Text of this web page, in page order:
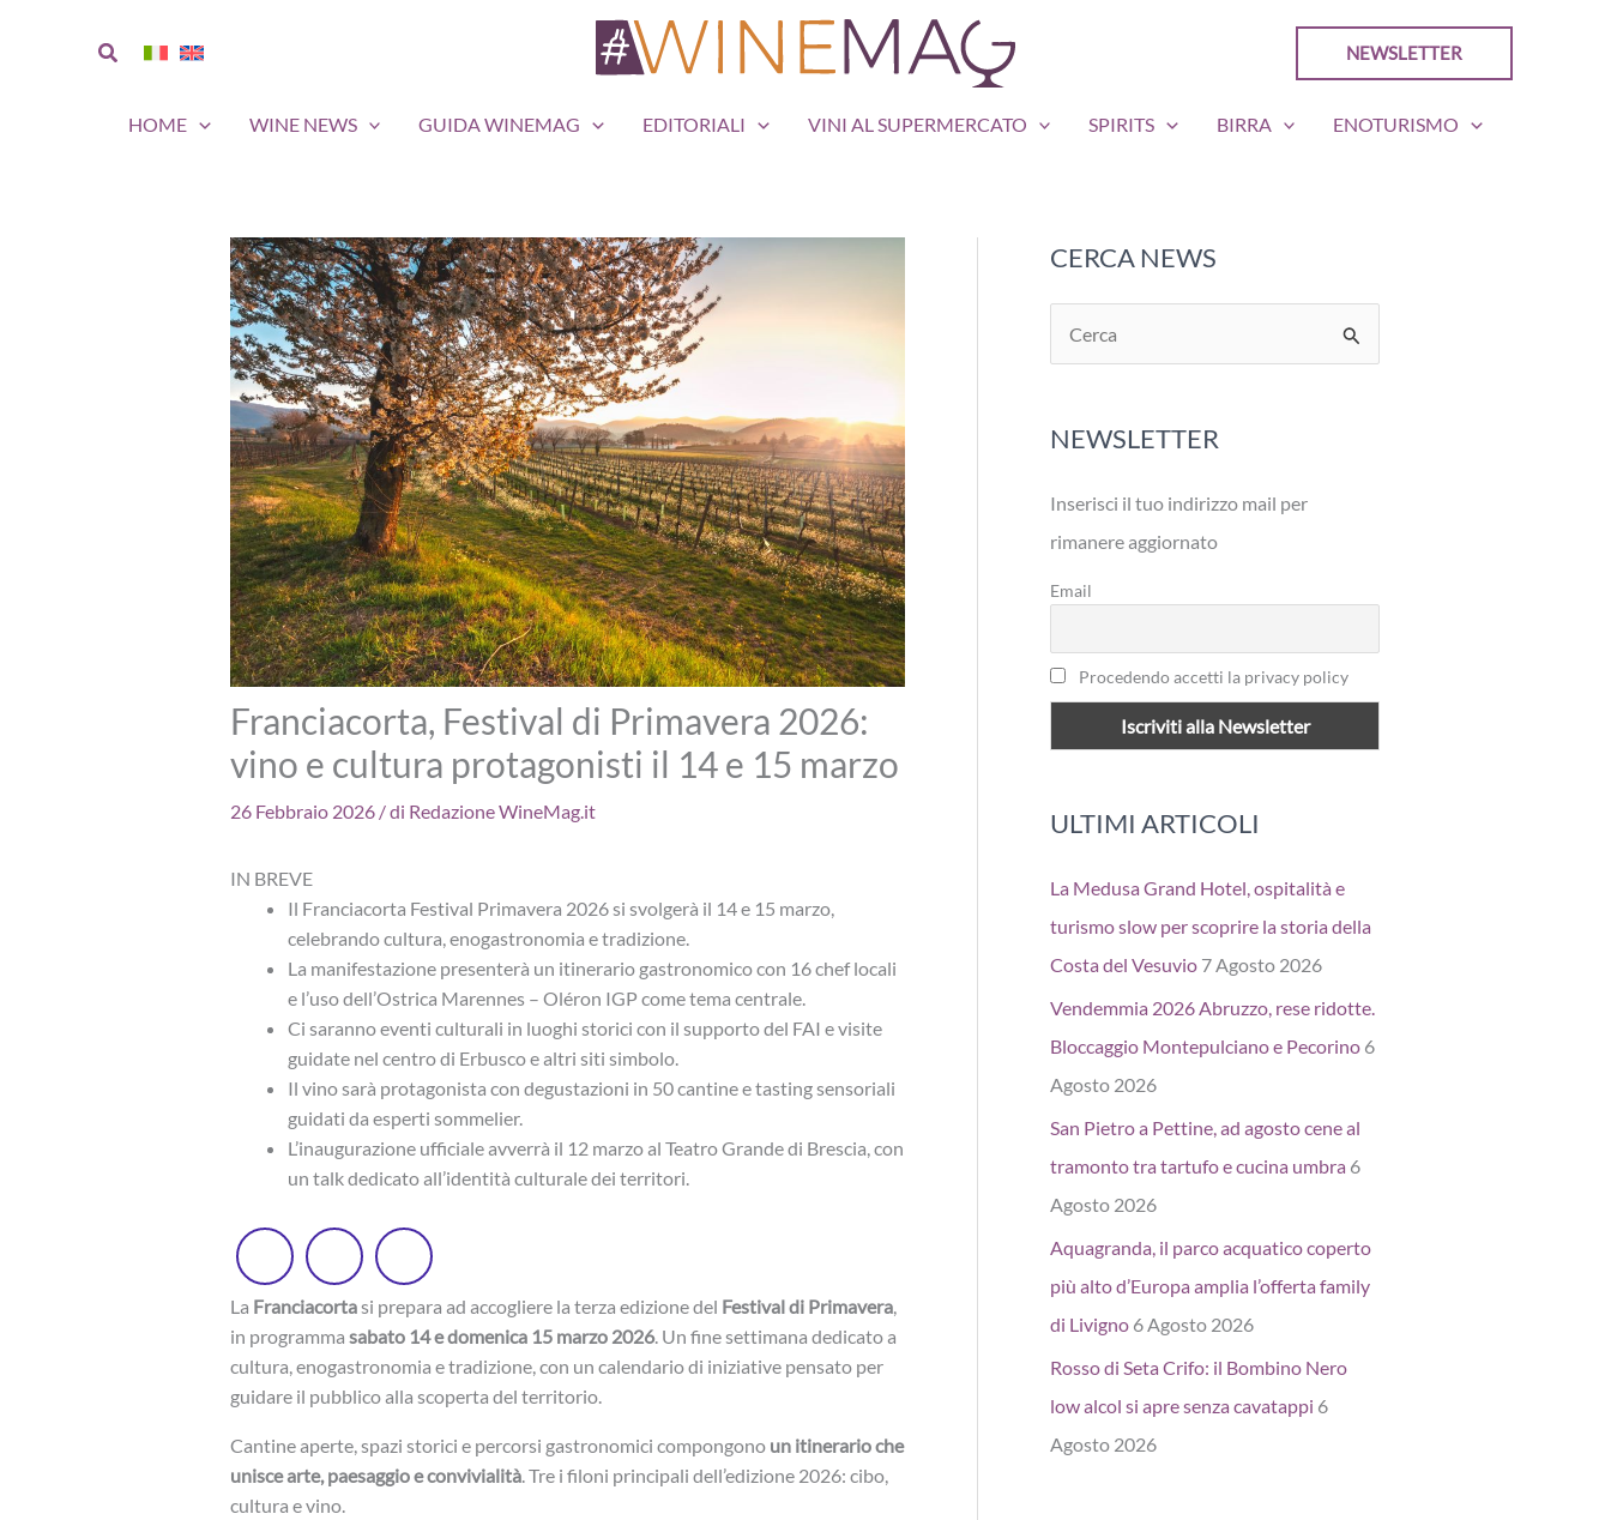
Cerca NEWSLETTER
HOME WINE NEWS GUIDA WINEMAG EDITORIALI VINI AL SUPERMERCATO SPIRITS BIRRA ENOTURISMO
Franciacorta, Festival di Primavera 2026:
vino e cultura protagonisti il 14 e 15 marzo
26 Febbraio 2026 / di Redazione WineMag.it
IN BREVE
Il Franciacorta Festival Primavera 2026 si svolgerà il 14 e 15 marzo,
celebrando cultura, enogastronomia e tradizione.
La manifestazione presenterà un itinerario gastronomico con 16 chef locali
e l’uso dell’Ostrica Marennes – Oléron IGP come tema centrale.
Ci saranno eventi culturali in luoghi storici con il supporto del FAI e visite
guidate nel centro di Erbusco e altri siti simbolo.
Il vino sarà protagonista con degustazioni in 50 cantine e tasting sensoriali
guidati da esperti sommelier.
L’inaugurazione ufficiale avverrà il 12 marzo al Teatro Grande di Brescia, con
un talk dedicato all’identità culturale dei territori.
La Franciacortasi prepara ad accogliere la terza edizione del Festival di Primavera,
in programma sabato 14 e domenica 15 marzo 2026. Un fine settimana dedicato a
cultura, enogastronomia e tradizione, con un calendario di iniziative pensato per
guidare il pubblico alla scoperta del territorio.
Cantine aperte, spazi storici e percorsi gastronomici compongono un itinerario che
unisce arte, paesaggio e convivialità. Tre i filoni principali dell’edizione 2026: cibo,
cultura e vino.
CERCA NEWS
e
c
:
NEWSLETTER
Inserisci il tuo indirizzo mail per
rimanere aggiornato
Email
Procedendo accetti la privacy policy
ULTIMI ARTICOLI
La Medusa Grand Hotel, ospitalità e
turismo slow per scoprire la storia della
Costa del Vesuvio 7 Agosto 2026
Vendemmia 2026 Abruzzo, rese ridotte.
Bloccaggio Montepulciano e Pecorino 6
Agosto 2026
San Pietro a Pettine, ad agosto cene al
tramonto tra tartufo e cucina umbra 6
Agosto 2026
Aquagranda, il parco acquatico coperto
più alto d’Europa amplia l’offerta family
di Livigno 6 Agosto 2026
Rosso di Seta Crifo: il Bombino Nero
low alcol si apre senza cavatappi 6
Agosto 2026